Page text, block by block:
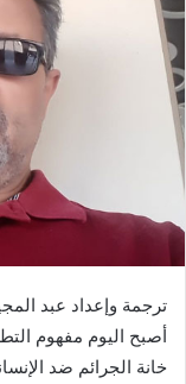
ب
ر
ي
ا
ر
ي
ترجمة وإعداد عبد
أصبح اليوم مفهوم
خانة الجرائم ضد